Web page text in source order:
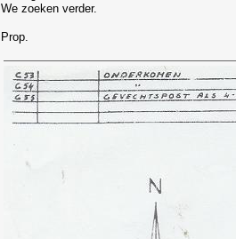
We zoeken verder.
Prop.